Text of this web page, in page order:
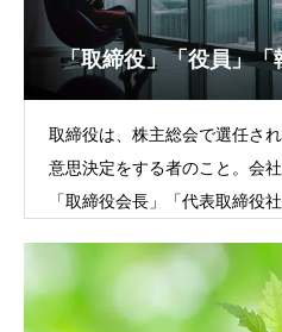
「取締役」「役員」「
取締役は、株主総会で選任さ
意思決定をする者のこと。会
「取締役会長」「代表取締役